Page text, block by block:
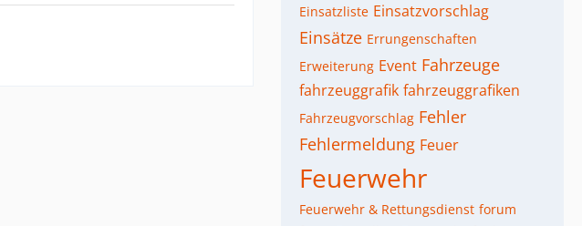
Einsatzliste Einsatzvorschlag
Einsätze Errungenschaften
Erweiterung Event Fahrzeuge
fahrzeuggrafik fahrzeuggrafiken
Fahrzeugvorschlag Fehler
Fehlermeldung Feuer
Feuerwehr
Feuerwehr & Rettungsdienst forum